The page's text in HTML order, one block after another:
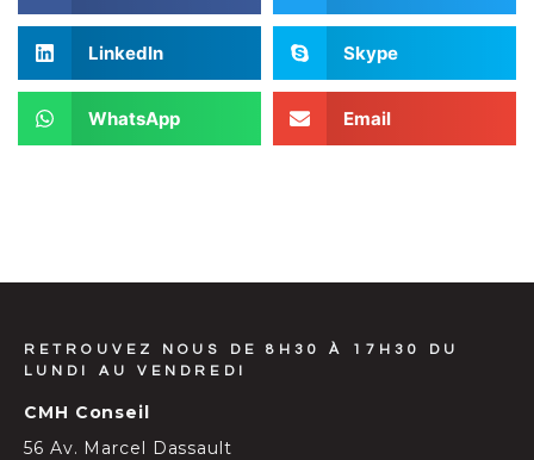
LinkedIn Skype
WhatsApp Email
RETROUVEZ NOUS DE 8H30 À 17H30 DU
LUNDI AU VENDREDI
CMH Conseil
56 Av. Marcel Dassault